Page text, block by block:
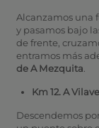
Alcanzamos una
y pasamos bajo
de frente,
entramos más
de A Mezquita
Km 12. A
Descendemos